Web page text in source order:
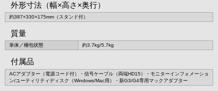
外形寸法（幅×高さ×奥行）
約387×330×175mm（スタンド付）
質量
単体／梱包状態 約3.7kg/5.7kg
付属品
ACアダプター（電源コード付）・信号ケーブル（両端HD15）・モニターインフォメーショ
ン/ユーティリティディスク（Windows/Mac用）・新G3/G4専用マックアダプター